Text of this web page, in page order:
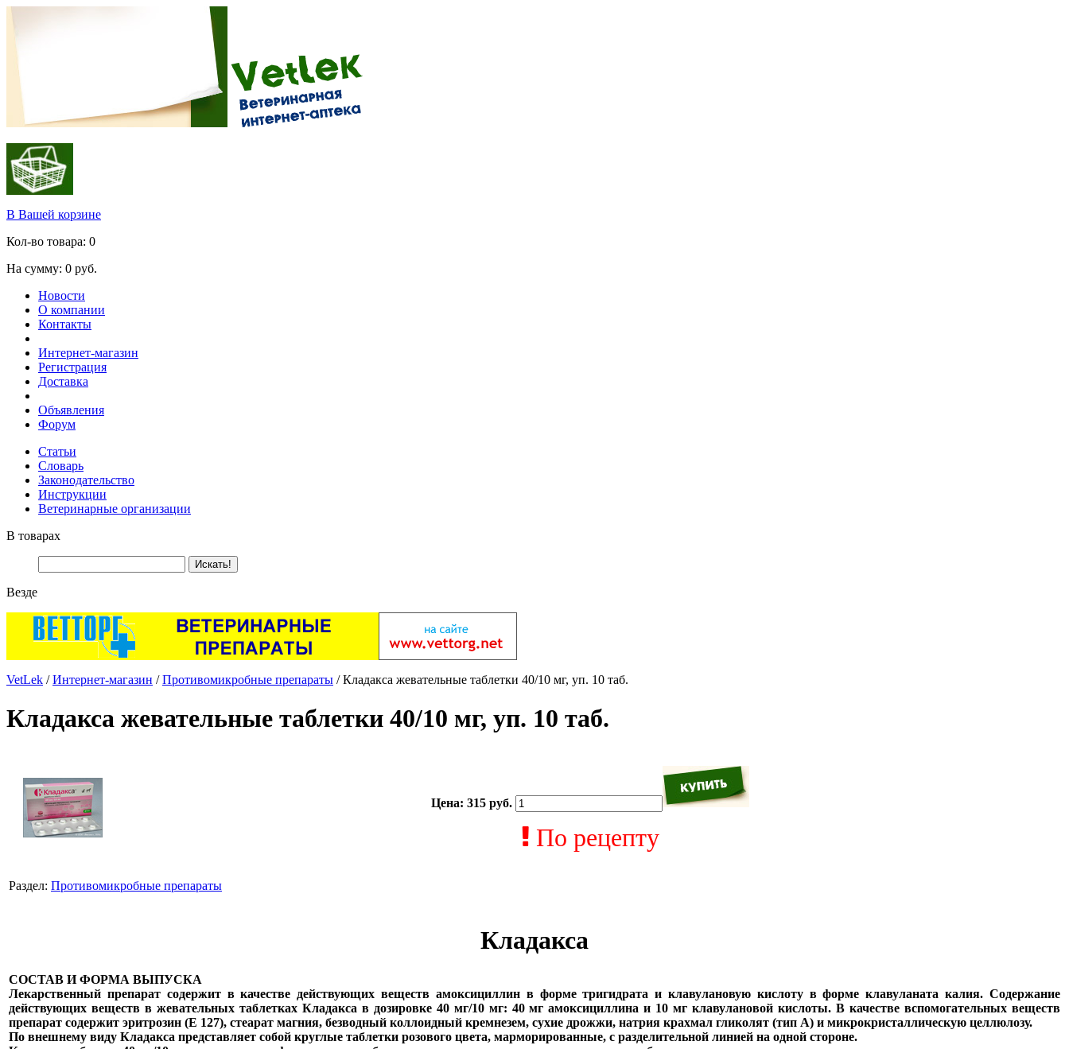
В Вашей корзине
Кол-во товара: 0
На сумму: 0 руб.
Новости
О компании
Контакты
Интернет-магазин
Регистрация
Доставка
Объявления
Форум
Статьи
Словарь
Законодательство
Инструкции
Ветеринарные организации
В товарах
Везде
VetLek /Интернет-магазин /Противомикробные препараты / Кладакса жевательные таблетки 40/10 мг, уп. 10 таб.
Кладакса жевательные таблетки 40/10 мг, уп. 10 таб.
Цена: 315 руб.
По рецепту
Раздел: Противомикробные препараты
Кладакса
СОСТАВ И ФОРМА ВЫПУСКА
Лекарственный препарат содержит в качестве действующих веществ амоксициллин в форме тригидрата и клавулановую кислоту в форме клавуланата калия. Содержание
действующих веществ в жевательных таблетках Кладакса в дозировке 40 мг/10 мг: 40 мг амоксициллина и 10 мг клавулановой кислоты. В качестве вспомогательных веществ
препарат содержит эритрозин (Е 127), стеарат магния, безводный коллоидный кремнезем, сухие дрожжи, натрия крахмал гликолят (тип A) и микрокристаллическую целлюлозу.
По внешнему виду Кладакса представляет собой круглые таблетки розового цвета, марморированные, с разделительной линией на одной стороне.